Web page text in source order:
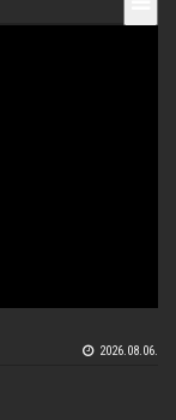
2026.08.06.